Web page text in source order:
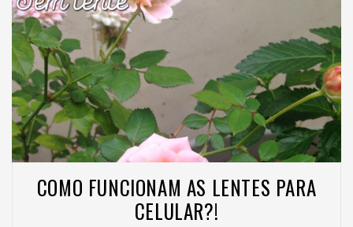
COMO FUNCIONAM AS LENTES PARA
CELULAR?!